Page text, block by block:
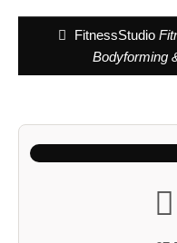
FitnessStudio
Bodyforming